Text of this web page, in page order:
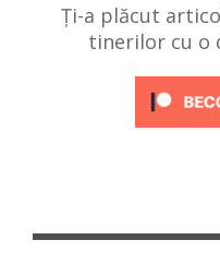
Ți-a plăcut
tinerilor cu o